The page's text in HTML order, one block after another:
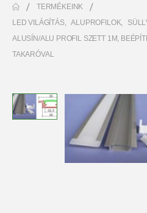
TERMÉKEINK
LED VILÁGÍTÁS, ALUPROFILOK,
ALUSÍN/ALU PROFIL SZETT 1M,
TAKARÓVAL